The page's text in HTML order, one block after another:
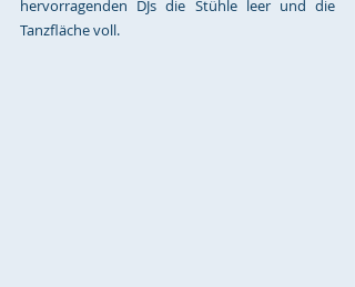
hervorragenden DJs die Stühle leer und die
Tanzfläche voll.